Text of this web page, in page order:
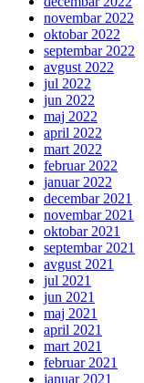
novembar 2022
oktobar 2022
septembar 2022
avgust 2022
jul 2022
jun 2022
maj 2022
april 2022
mart 2022
februar 2022
januar 2022
decembar 2021
novembar 2021
oktobar 2021
septembar 2021
avgust 2021
jul 2021
jun 2021
maj 2021
april 2021
mart 2021
februar 2021
januar 2021